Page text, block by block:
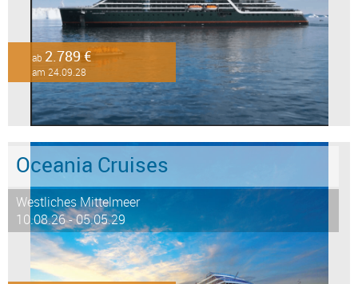
ab 2.789 €
am 24.09.28
Oceania Cruises
Westliches Mittelmeer
10.08.26 - 05.05.29